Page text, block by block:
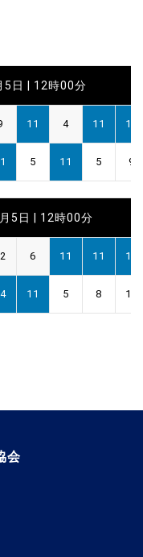
5日 | 12時00分
11 4 11 11
5 11 5 9
5日 | 12時00分
6 11 11 16
11 5 8 14
会